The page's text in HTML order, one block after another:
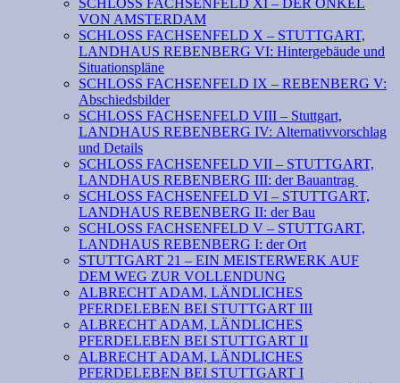
VON AMSTERDAM
SCHLOSS FACHSENFELD X – STUTTGART,
LANDHAUS REBENBERG VI: Hintergebäude und
Situationspläne
SCHLOSS FACHSENFELD IX – REBENBERG V:
Abschiedsbilder
SCHLOSS FACHSENFELD VIII – Stuttgart,
LANDHAUS REBENBERG IV: Alternativvorschlag
und Details
SCHLOSS FACHSENFELD VII – STUTTGART,
LANDHAUS REBENBERG III: der Bauantrag
SCHLOSS FACHSENFELD VI – STUTTGART,
LANDHAUS REBENBERG II: der Bau
SCHLOSS FACHSENFELD V – STUTTGART,
LANDHAUS REBENBERG I: der Ort
STUTTGART 21 – EIN MEISTERWERK AUF
DEM WEG ZUR VOLLENDUNG
ALBRECHT ADAM, LÄNDLICHES
PFERDELEBEN BEI STUTTGART III
ALBRECHT ADAM, LÄNDLICHES
PFERDELEBEN BEI STUTTGART II
ALBRECHT ADAM, LÄNDLICHES
PFERDELEBEN BEI STUTTGART I